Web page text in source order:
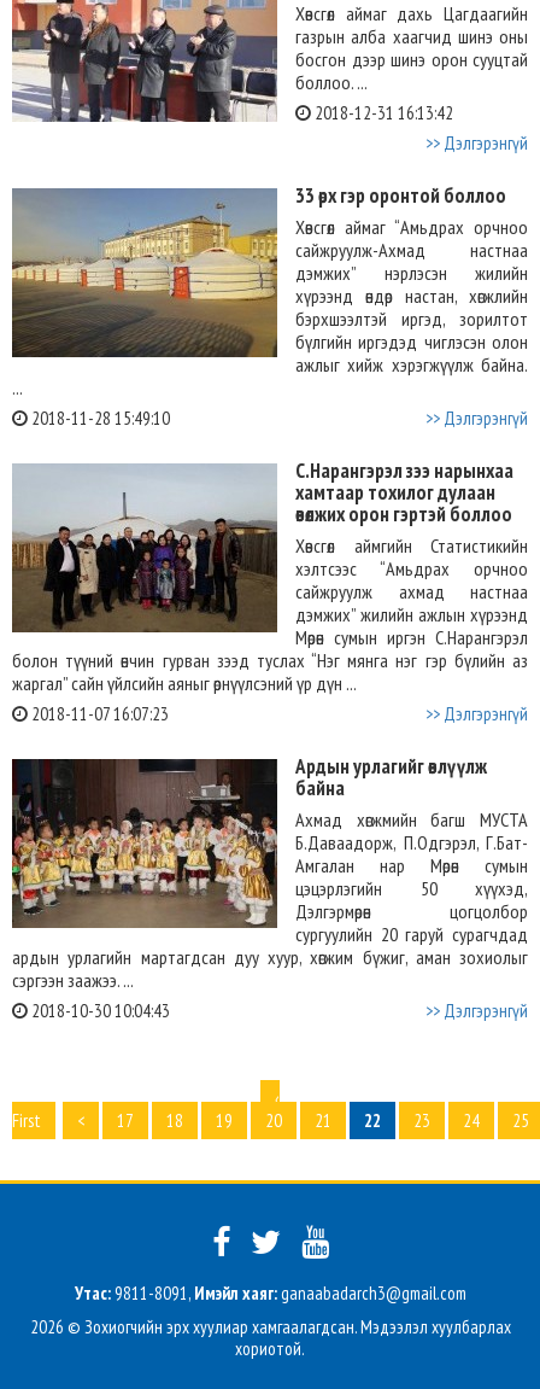
Хөвсгөл аймаг дахь Цагдаагийн
газрын алба хаагчид шинэ оны
босгон дээр шинэ орон сууцтай
боллоо. ...
2018-12-31 16:13:42
>> Дэлгэрэнгүй
33 өрх гэр оронтой боллоо
Хөвсгөл аймаг “Амьдрах орчноо
сайжруулж-Ахмад настнаа
дэмжих” нэрлэсэн жилийн
хүрээнд өндөр настан, хөгжлийн
бэрхшээлтэй иргэд, зорилтот
бүлгийн иргэдэд чиглэсэн олон
ажлыг хийж хэрэгжүүлж байна.
...
2018-11-28 15:49:10 >> Дэлгэрэнгүй
С.Нарангэрэл зээ нарынхаа
хамтаар тохилог дулаан
өвөлжих орон гэртэй боллоо
Хөвсгөл аймгийн Статистикийн
хэлтсээс “Амьдрах орчноо
сайжруулж ахмад настнаа
дэмжих” жилийн ажлын хүрээнд
Мөрөн сумын иргэн С.Нарангэрэл
болон түүний өнчин гурван зээд туслах “Нэг мянга нэг гэр бүлийн аз
жаргал” сайн үйлсийн аяныг өрнүүлсэний үр дүн ...
2018-11-07 16:07:23 >> Дэлгэрэнгүй
Ардын урлагийг өвлүүлж
байна
Ахмад хөгжмийн багш МУСТА
Б.Даваадорж, П.Одгэрэл, Г.Бат-
Амгалан нар Мөрөн сумын
цэцэрлэгийн 50 хүүхэд,
Дэлгэрмөрөн цогцолбор
сургуулийн 20 гаруй сурагчдад
ардын урлагийн мартагдсан дуу хуур, хөгжим бүжиг, аман зохиолыг
сэргээн заажээ. ...
2018-10-30 10:04:43 >> Дэлгэрэнгүй
‹
First
< 17 18 19 20 21 22 23 24 25
Утас:9811-8091, Имэйл хаяг:ganaabadarch3@gmail.com
2026 © Зохиогчийн эрх хуулиар хамгаалагдсан. Мэдээлэл хуулбарлах
хориотой.